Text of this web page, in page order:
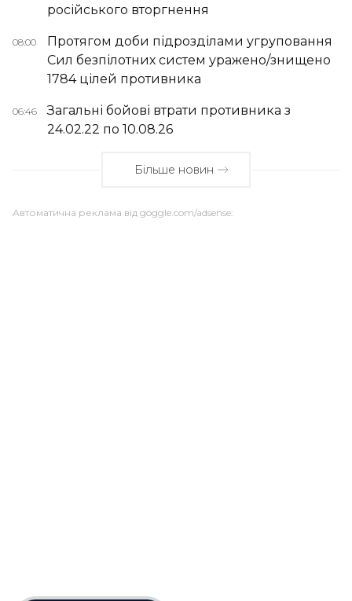
російського вторгнення
08:00
Протягом доби підрозділами угруповання
Сил безпілотних систем уражено/знищено
1784 цілей противника
06:46
Загальні бойові втрати противника з
24.02.22 по 10.08.26
Більше новин
Автоматична реклама від goggle.com/adsense: